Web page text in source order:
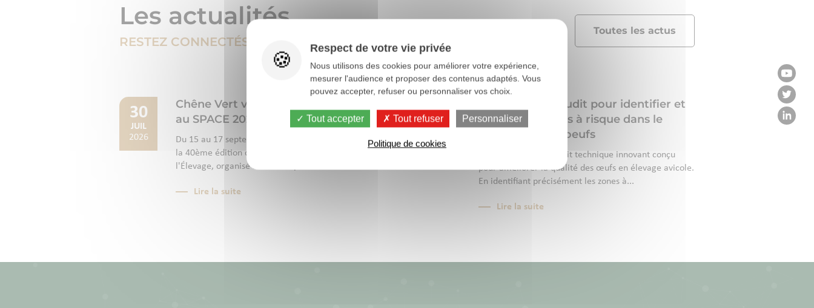
Les actualités
RESTEZ CONNECTÉS
30
JUIL
2026
Chêne Vert vous donne rendez-vous
au SPACE 2026
Du 15 au 17 septembre 2026, Chêne Vert participera à
la 40ème édition du SPACE, le Salon International de
l'Élevage, organisé au Parc Expo de...
Lire la suite
17
AVR
OVOCHECK : l’audit pour identifier et
réduire les zones à risque dans le
ramassage des oeufs
OVOCHECK est un audit technique innovant conçu
pour améliorer la qualité des œufs en élevage avicole.
En identifiant précisément les zones à...
Lire la suite
Toutes les actus
Respect de votre vie privée
Nous utilisons des cookies pour améliorer votre expérience,
mesurer l'audience et proposer des contenus adaptés. Vous
pouvez accepter, refuser ou personnaliser vos choix.
Tout accepter Tout refuser Personnaliser
Politique de cookies